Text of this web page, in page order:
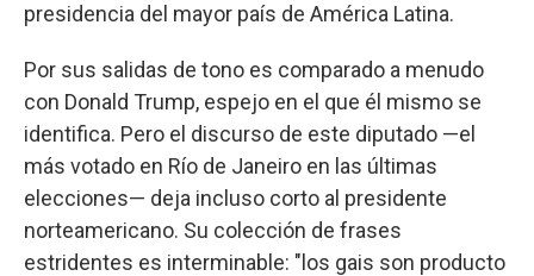
presidencia del mayor país de América Latina.
Por sus salidas de tono es comparado a menudo
con Donald Trump, espejo en el que él mismo se
identifica. Pero el discurso de este diputado —el
más votado en Río de Janeiro en las últimas
elecciones— deja incluso corto al presidente
norteamericano. Su colección de frases
estridentes es interminable: "los gais son producto